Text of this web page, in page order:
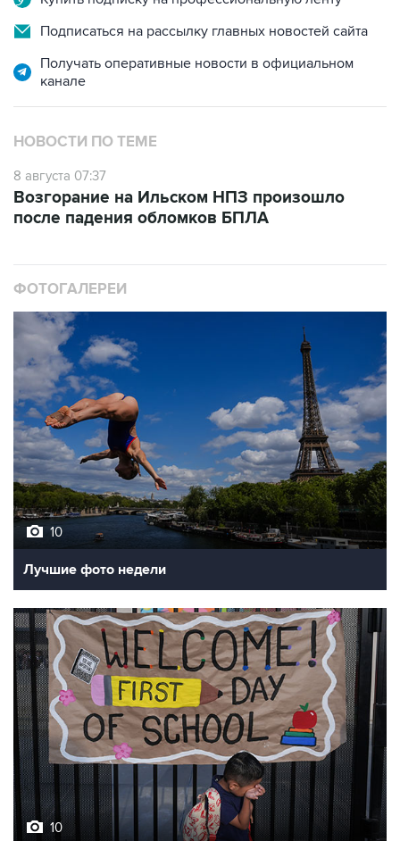
Подписаться на рассылку главных новостей сайта
Получать оперативные новости в официальном
канале
НОВОСТИ ПО ТЕМЕ
8 августа 07:37
Возгорание на Ильском НПЗ произошло
после падения обломков БПЛА
ФОТОГАЛЕРЕИ
10
Лучшие фото недели
10